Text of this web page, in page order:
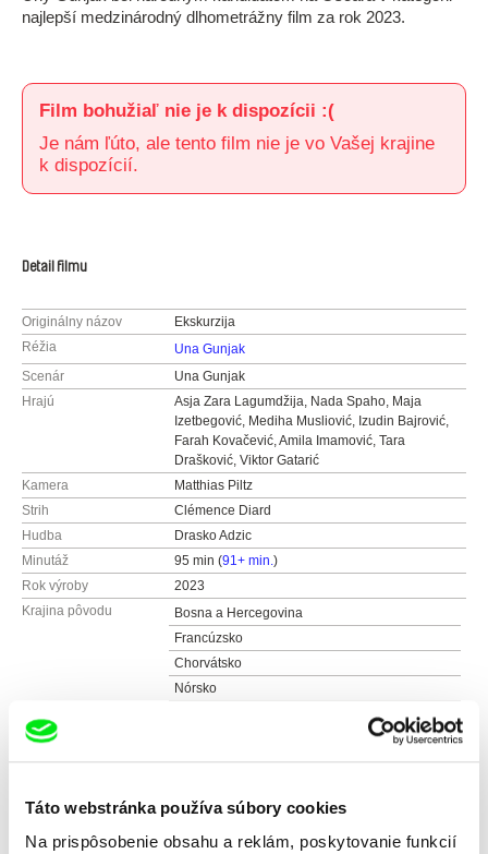
Táto webstránka používa súbory cookies
Na prispôsobenie obsahu a reklám, poskytovanie funkcií
najlepší medzinárodný dlhometrážny film za rok 2023.
Film bohužiaľ nie je k dispozícii :(
Je nám ľúto, ale tento film nie je vo Vašej krajine
k dispozícií.
Detail filmu
Originálny názov
Ekskurzija
Réžia
Una Gunjak
Scenár
Una Gunjak
Hrajú
Asja Zara Lagumdžija, Nada Spaho, Maja
Izetbegović, Mediha Musliović, Izudin Bajrović,
Farah Kovačević, Amila Imamović, Tara
Drašković, Viktor Gatarić
Kamera
Matthias Piltz
Strih
Clémence Diard
Hudba
Drasko Adzic
Minutáž
95 min (91+ min.)
Rok výroby
2023
Krajina pôvodu
Bosna a Hercegovina
Francúzsko
Chorvátsko
Nórsko
Farba
Asociácia slovenských filmových klubov (ASF
K)
Grösslingová 43